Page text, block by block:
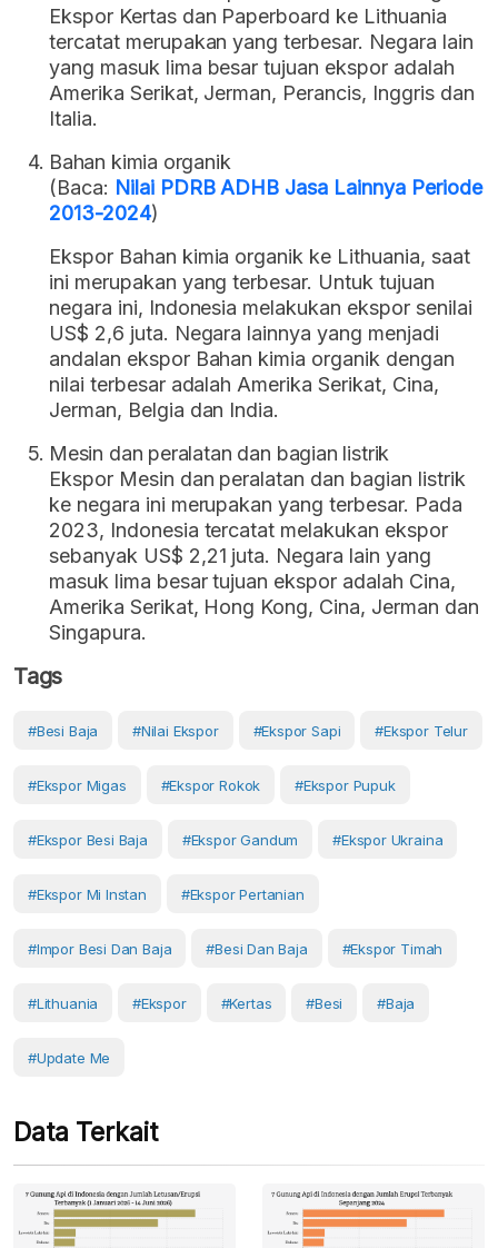
Ekspor Kertas dan Paperboard ke Lithuania
tercatat merupakan yang terbesar. Negara lain
yang masuk lima besar tujuan ekspor adalah
Amerika Serikat, Jerman, Perancis, Inggris dan
Italia.
Bahan kimia organik
(Baca: Nilai PDRB ADHB Jasa Lainnya Periode
2013-2024)
Ekspor Bahan kimia organik ke Lithuania, saat
ini merupakan yang terbesar. Untuk tujuan
negara ini, Indonesia melakukan ekspor senilai
US$ 2,6 juta. Negara lainnya yang menjadi
andalan ekspor Bahan kimia organik dengan
nilai terbesar adalah Amerika Serikat, Cina,
Jerman, Belgia dan India.
Mesin dan peralatan dan bagian listrik
Ekspor Mesin dan peralatan dan bagian listrik
ke negara ini merupakan yang terbesar. Pada
2023, Indonesia tercatat melakukan ekspor
sebanyak US$ 2,21 juta. Negara lain yang
masuk lima besar tujuan ekspor adalah Cina,
Amerika Serikat, Hong Kong, Cina, Jerman dan
Singapura.
Tags
#besi Baja #Nilai Ekspor #ekspor Sapi #ekspor Telur
#ekspor Migas #ekspor Rokok #ekspor Pupuk
#ekspor Besi Baja #ekspor Gandum #ekspor Ukraina
#ekspor Mi Instan #Ekspor Pertanian
#Impor Besi Dan Baja #Besi Dan Baja #ekspor Timah
#Lithuania #Ekspor #kertas #Besi #Baja
#Update Me
Data Terkait